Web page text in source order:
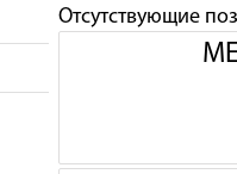
Отсутствующие